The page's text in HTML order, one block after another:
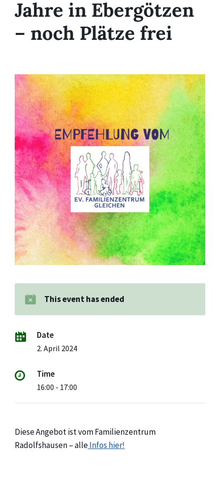
Jahre in Ebergötzen
– noch Plätze frei
This event has ended
Date
2. April 2024
Time
16:00 - 17:00
Diese Angebot ist vom Familienzentrum
Radolfshausen – alleInfos hier!